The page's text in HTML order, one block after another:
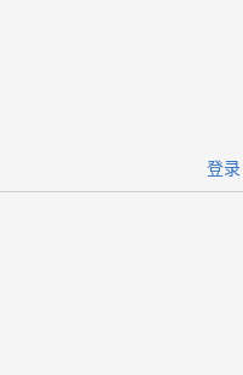
登录